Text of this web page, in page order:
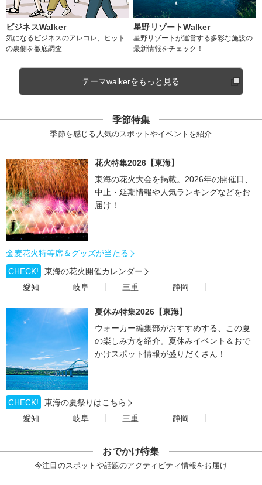
ビジネスWalker
気になるビジネスのアレコレ、ヒット
の裏側を徹底調査
星野リゾートWalker
星野リゾートが運営する多彩な施設の
最新情報をチェック！
テーマwalkerをもっと見る
季節特集
季節を感じる人気のスポットやイベントを紹介
花火特集2026【東海】
東海の花火大会を掲載。2026年の開催日、
中止・延期情報や人気ランキングなどをお
届け！
金麦花火特等席＆グッズが当たる
CHECK!
東海の花火開催カレンダー
愛知
岐阜 三重 静岡
夏休み特集2026【東海】
ウォーカー編集部がおすすめする、この夏
の楽しみ方を紹介。夏休みイベント＆おで
かけスポット情報が盛りだくさん！
CHECK!
東海の夏祭りはこちら
愛知
岐阜 三重 静岡
おでかけ特集
今注目のスポットや話題のアクティビティ情報をお届け